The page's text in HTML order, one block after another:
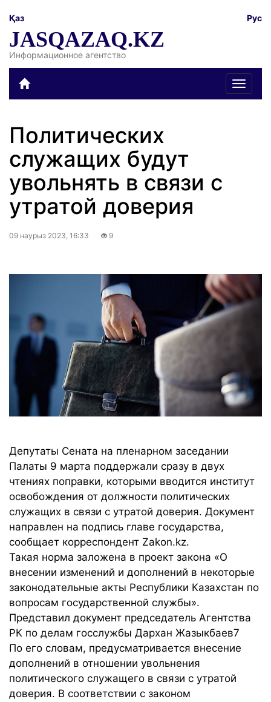
Қаз Рус
JASQAZAQ.KZ
Информационное агентство
Toggle
Политических
служащих будут
увольнять в связи с
утратой доверия
09 наурыз 2023, 16:33 9
Депутаты Сената на пленарном заседании
Палаты 9 марта поддержали сразу в двух
чтениях поправки, которыми вводится институт
освобождения от должности политических
служащих в связи с утратой доверия. Документ
направлен на подпись главе государства,
сообщает корреспондент Zakon.kz.
Такая норма заложена в проект закона «О
внесении изменений и дополнений в некоторые
законодательные акты Республики Казахстан по
вопросам государственной службы».
Представил документ председатель Агентства
РК по делам госслужбы Дархан Жазыкбаев7
По его словам, предусматривается внесение
дополнений в отношении увольнения
политического служащего в связи с утратой
доверия. В соответствии с законом